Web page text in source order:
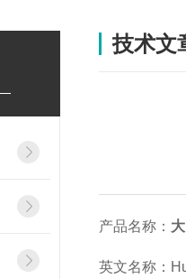
技术文
产品名称：
英文名称：